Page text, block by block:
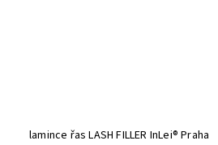
lamince řas LASH FILLER InLei® Praha